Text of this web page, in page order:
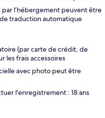
par l’hébergement peuvent être
de traduction automatique
(par carte de crédit, de
les frais accessoires
avec photo peut être
l'enregistrement : 18 ans